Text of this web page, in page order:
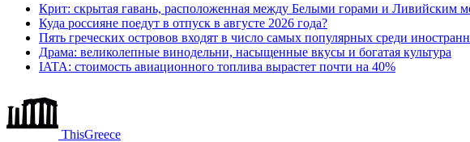
Крит: скрытая гавань, расположенная между Белыми горами и Ливийским
Куда россияне поедут в отпуск в августе 2026 года?
Пять греческих островов входят в число самых популярных среди
Драма: великолепные винодельни, насыщенные вкусы и богатая культура
IATA: стоимость авиационного топлива вырастет почти на 40%
ThisGreece